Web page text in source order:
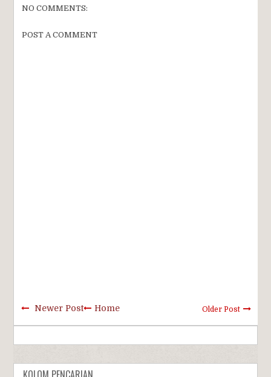
NO COMMENTS:
POST A COMMENT
Newer Post Older Post
Home